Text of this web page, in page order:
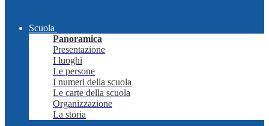
Scuola
Panoramica
Presentazione
I luoghi
Le persone
I numeri della scuola
Le carte della scuola
Organizzazione
La storia